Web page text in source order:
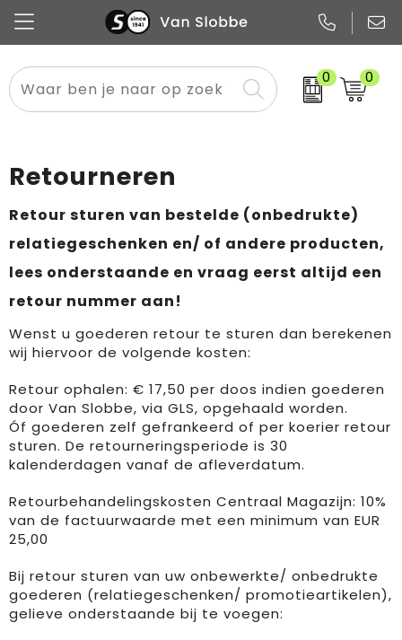
0 0
Alle categorieën
Snoep
Pennen
Notitieboekjes
Flessen
Glazen en karaffen
Meest gekozen
Sportkleding
Boodschappen- en draagtassen
Sport & vrije tijd
Retourneren
Retour sturen van bestelde (onbedrukte)
relatiegeschenken en/ of andere producten,
lees onderstaande en vraag eerst altijd een
retour nummer aan!
Wenst u goederen retour te sturen dan berekenen
wij hiervoor de volgende kosten:
Retour ophalen: € 17,50 per doos indien goederen
door Van Slobbe, via GLS, opgehaald worden.
Óf goederen zelf gefrankeerd of per koerier retour
sturen. De retourneringsperiode is 30
kalenderdagen vanaf de afleverdatum.
Retourbehandelingskosten Centraal Magazijn: 10%
van de factuurwaarde met een minimum van EUR
25,00
Bij retour sturen van uw onbewerkte/ onbedrukte
goederen (relatiegeschenken/ promotieartikelen),
gelieve onderstaande bij te voegen: